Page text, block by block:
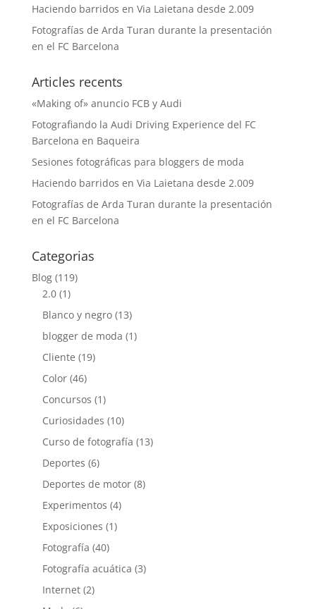
Haciendo barridos en Via Laietana desde 2.009
Fotografías de Arda Turan durante la presentación
en el FC Barcelona
Articles recents
«Making of» anuncio FCB y Audi
Fotografiando la Audi Driving Experience del FC
Barcelona en Baqueira
Sesiones fotográficas para bloggers de moda
Haciendo barridos en Via Laietana desde 2.009
Fotografías de Arda Turan durante la presentación
en el FC Barcelona
Categorias
Blog(119)
2.0(1)
Blanco y negro(13)
blogger de moda (1)
Cliente (19)
Color(46)
Concursos (1)
Curiosidades (10)
Curso de fotografía (13)
Deportes (6)
Deportes de motor(8)
Experimentos (4)
Exposiciones (1)
Fotografía (40)
Fotografía acuática (3)
Internet(2)